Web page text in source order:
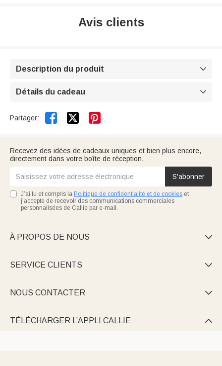
Avis clients
Description du produit 
Détails du cadeau 
Partager:  
Recevez des idées de cadeaux uniques et bien plus encore,
directement dans votre boîte de réception.
S'abonner
J’ai lu et compris la Politique de confidentialité et de cookies et
j’accepte de recevoir des communications commerciales
personnalisées de Callie par e-mail.
À PROPOS DE NOUS 
SERVICE CLIENTS 
NOUS CONTACTER 
TÉLÉCHARGER L’APPLI CALLIE 